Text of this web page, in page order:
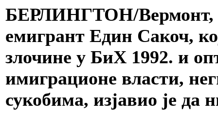
БЕРЛИНГТОН/Вермонт,
емигрант Един Сакоч,
злочине у БиХ 1992. и
имиграционе власти,
сукобима, изјавио је да